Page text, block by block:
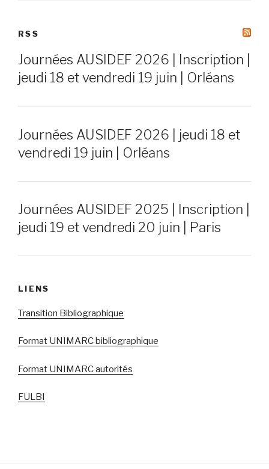
RSS
Journées AUSIDEF 2026 | Inscription |
jeudi 18 et vendredi 19 juin | Orléans
Journées AUSIDEF 2026 | jeudi 18 et
vendredi 19 juin | Orléans
Journées AUSIDEF 2025 | Inscription |
jeudi 19 et vendredi 20 juin | Paris
LIENS
Transition Bibliographique
Format UNIMARC bibliographique
Format UNIMARC autorités
FULBI